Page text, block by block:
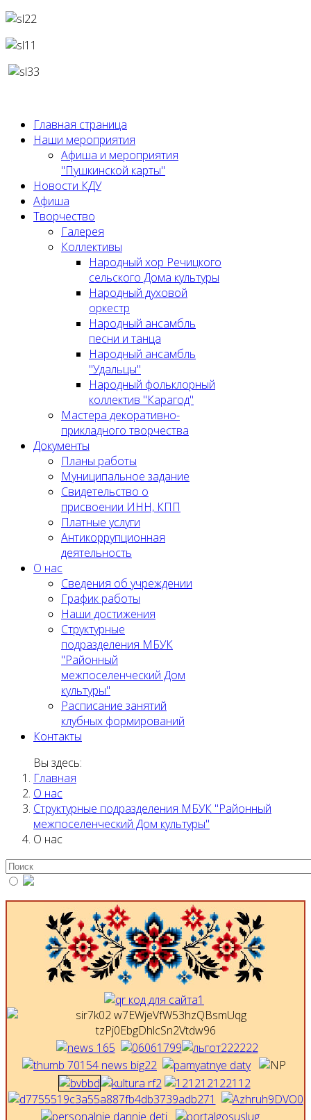
Главная страница
Наши мероприятия
Афиша и мероприятия
"Пушкинской карты"
Новости КДУ
Афиша
Творчество
Галерея
Коллективы
Народный хор Речицкого
сельского Дома культуры
Народный духовой
оркестр
Народный ансамбль
песни и танца
Народный ансамбль
"Удальцы"
Народный фольклорный
коллектив "Карагод"
Мастера декоративно-
прикладного творчества
Документы
Планы работы
Муниципальное задание
Cвидетельство о
присвоении ИНН, КПП
Платные услуги
Антикоррупционная
деятельность
О нас
Сведения об учреждении
График работы
Наши достижения
Структурные
подразделения МБУК
"Районный
межпоселенческий Дом
культуры"
Расписание занятий
клубных формирований
Контакты
Вы здесь:
Главная
О нас
Структурные подразделения МБУК "Районный
межпоселенческий Дом культуры"
О нас